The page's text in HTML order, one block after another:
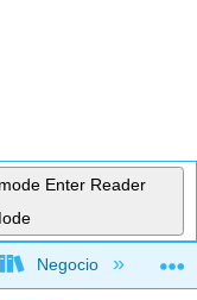
Enter Reader
global
Negocio